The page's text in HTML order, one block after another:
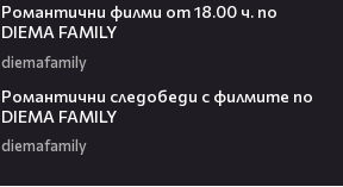
Романтични филми от 18.00 ч. по
DIEMA FAMILY
diemafamily
Романтични следобеди с филмите по
DIEMA FAMILY
diemafamily